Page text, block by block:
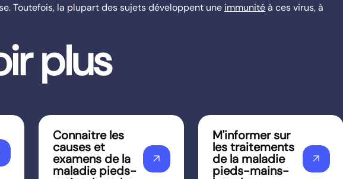
Toutefois, la plupart des sujets développent une immunitéà ces virus, à
plus
Connaitre les
causes et
examens de la
maladie pieds-
arrow_outward
M'informer sur
les traitements
de la maladie
pieds-mains-
arrow_outward